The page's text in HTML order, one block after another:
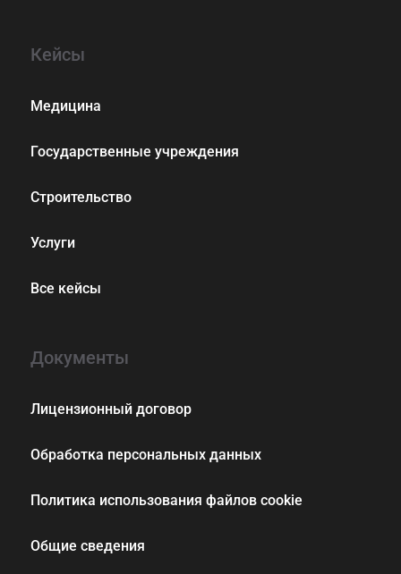
Кейсы
Медицина
Государственные учреждения
Строительство
Услуги
Все кейсы
Документы
Лицензионный договор
Обработка персональных данных
Политика использования файлов cookie
Общие сведения